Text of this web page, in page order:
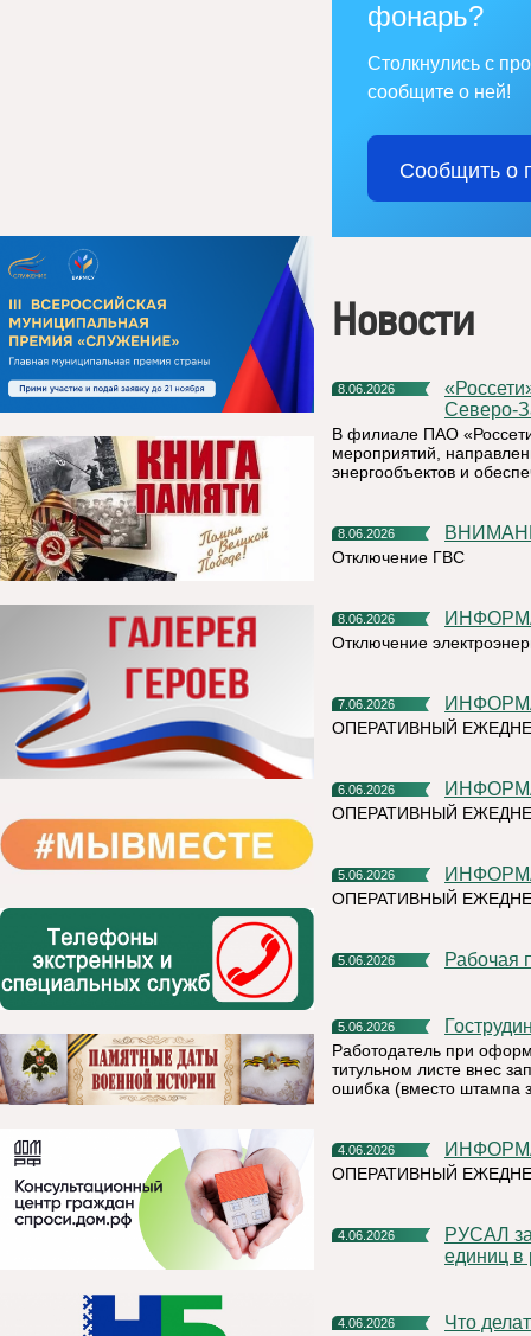
фонарь?
Столкнулись с
сообщите о ней!
Сообщить о
Новости
8.06.2026
«Россети» усилят контроль за магистральными сетями
Северо-
В филиале ПАО
мероприятий,
энергообъектов и
8.06.2026
Отключение ГВС
8.06.2026
Отключение
7.06.2026
ОПЕРАТИВНЫЙ
6.06.2026
ОПЕРАТИВНЫЙ
5.06.2026
ОПЕРАТИВНЫЙ
5.06.2026
5.06.2026
Работодатель при
титульном листе внес
ошибка (вместо штампа
4.06.2026
ОПЕРАТИВНЫЙ
4.06.2026
РУСАЛ заключил крупнейшую сделку по продаже углеродных
единиц в
4.06.2026 Что